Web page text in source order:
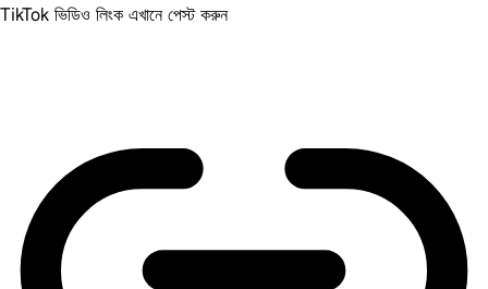
TikTok ভিডিও লিংক এখানে পেস্ট করুন